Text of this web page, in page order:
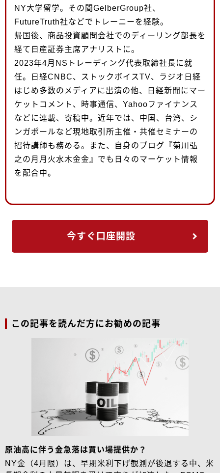
NY大学留学。その間GelberGroup社、
FutureTruth社などでトレーニーを経験。
帰国後、商品投資顧問会社でのディーリング部長を
経て日産証券主席アナリストに。
2023年4月NSトレーディング代表取締社長に就
任。日経CNBC、ストックボイスTV、ラジオ日経
はじめ多数のメディアに出演の他、日経新聞にマー
ケットコメント、時事通信、Yahooファイナンス
などに連載、寄稿中。近年では、中国、台湾、シ
ンガポールなど現地取引所主催・共催セミナーの
招待講師も務める。また、自身のブログ『菊川弘
之の月月火水木金金』でも日々のマーケット情報
を配合中。
今すぐ口座開設
この記事を読んだ方にお勧めの記事
原油高に伴う金急落は買い場提供か？
NY金（4月限）は、早期米利下げ観測が後退する中、米